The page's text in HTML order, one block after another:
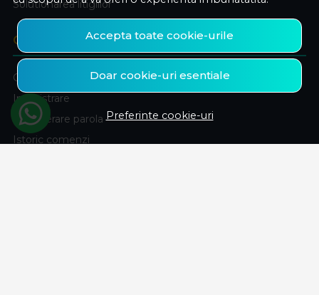
Accepta toate cookie-urile
Doar cookie-uri esentiale
Preferinte cookie-uri
Solutionarea litigiilor
CONT CLIENT
Contul meu
Inregistrare
Recuperare parola
Istoric comenzi